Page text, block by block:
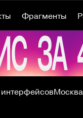
Фрагменты
Москва